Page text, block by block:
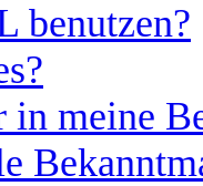
benutzen?
meine